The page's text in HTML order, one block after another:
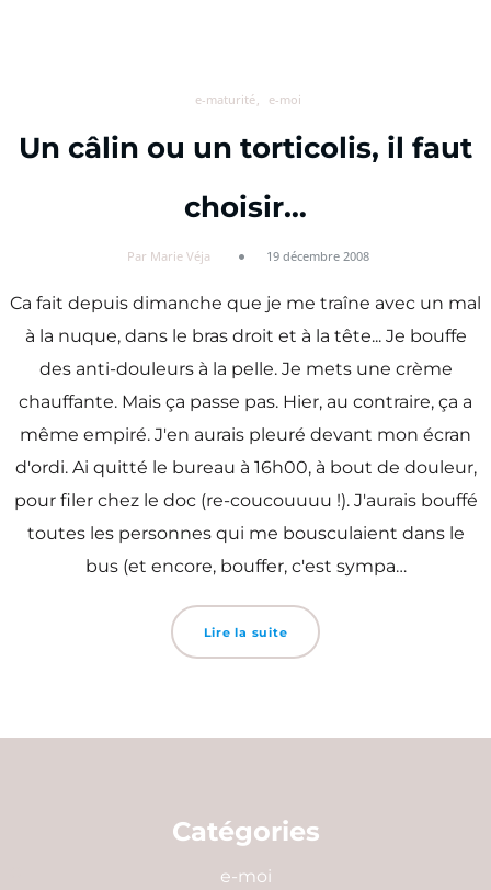
e-maturité e-moi
Un câlin ou un torticolis, il faut
choisir…
Par Marie Véja 19 décembre 2008
Ca fait depuis dimanche que je me traîne avec un mal
à la nuque, dans le bras droit et à la tête... Je bouffe
des anti-douleurs à la pelle. Je mets une crème
chauffante. Mais ça passe pas. Hier, au contraire, ça a
même empiré. J'en aurais pleuré devant mon écran
d'ordi. Ai quitté le bureau à 16h00, à bout de douleur,
pour filer chez le doc (re-coucouuuu !). J'aurais bouffé
toutes les personnes qui me bousculaient dans le
bus (et encore, bouffer, c'est sympa…
Lire la suite
Catégories
e-moi